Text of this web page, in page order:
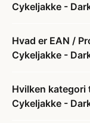
Cykeljakke -
Hvad er EAN /
Cykeljakke -
Hvilken kategori
Cykeljakke -